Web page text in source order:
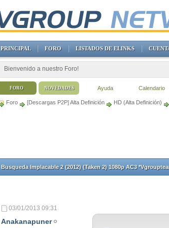
Foro [Descargas P2P] Alta Definición HD (Alta Definición)
Busqueda Implacable 2 (2012) (Taken 2) 1080p AC3
03/01/2013 09:31
Anakanapuner
PRINCIPAL FORO LISTADOS DE ELINKS
Bienvenido a nuestro Foro!
FORO Ayuda Calendario
NOVEDADES